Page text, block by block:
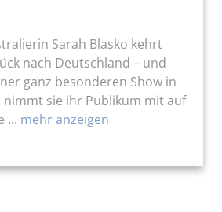
Sarah Blasko kehrt
nach Deutschland – und
ganz besonderen Show in
nimmt sie ihr Publikum mit auf
... mehr anzeigen